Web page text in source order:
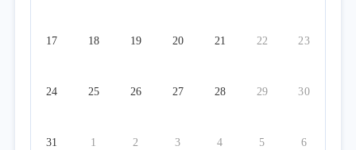
17 18 19 20 21 22 23
24 25 26 27 28 29 30
31 1 2 3 4 5 6